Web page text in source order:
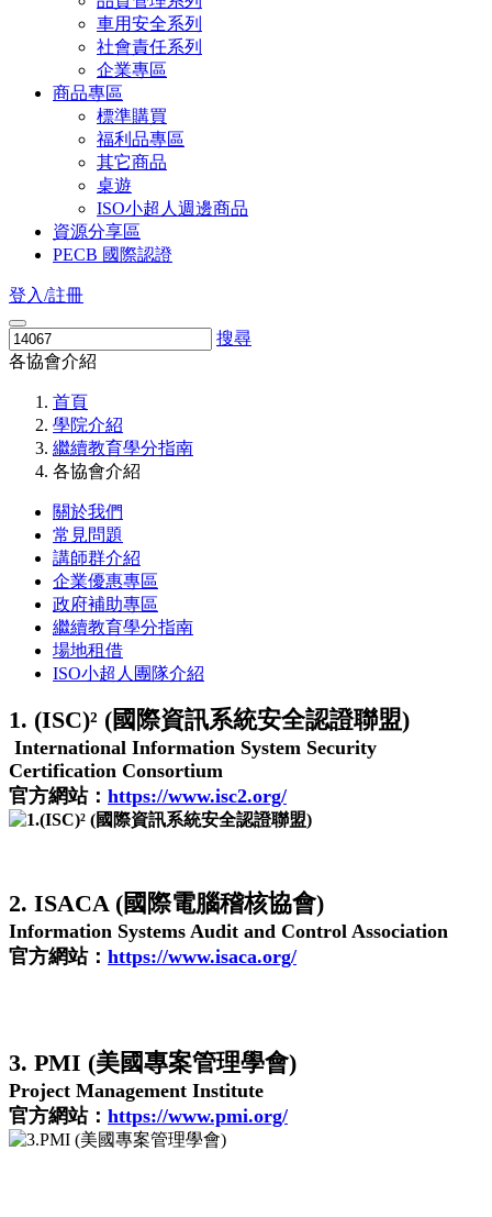
車用安全系列
社會責任系列
企業專區
商品專區
標準購買
福利品專區
其它商品
桌遊
ISO小超人週邊商品
資源分享區
PECB 國際認證
登入/註冊
搜尋
各協會介紹
首頁
學院介紹
繼續教育學分指南
各協會介紹
關於我們
常見問題
講師群介紹
企業優惠專區
政府補助專區
繼續教育學分指南
場地租借
ISO小超人團隊介紹
1. (ISC)² (國際資訊系統安全認證聯盟)
International Information System Security
Certification Consortium
官方網站： https://www.isc2.org/
2. ISACA (國際電腦稽核協會)
Information Systems Audit and Control Association
官方網站： https://www.isaca.org/
3. PMI (美國專案管理學會)
Project Management Institute
官方網站： https://www.pmi.org/